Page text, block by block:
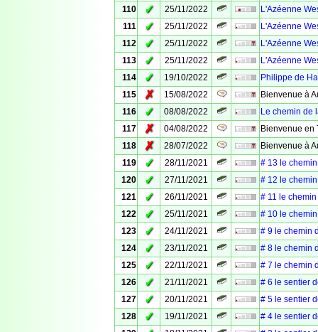
110
✓ 25/11/2022
L'Azéenne
111
✓ 25/11/2022
L'Azéenne
112
✓ 25/11/2022
L'Azéenne
113
✓ 25/11/2022
L'Azéenne
114
✓ 19/10/2022
Philippe de
115
✗ 15/08/2022
Bienvenue à
116
✓ 08/08/2022
Le chemin de
117
✗ 04/08/2022
Bienvenue en
118
✗ 28/07/2022
Bienvenue à
119
✓ 28/11/2021
# 13 le
120
✓ 27/11/2021
# 12 le
121
✓ 26/11/2021
# 11 le
122
✓ 25/11/2021
# 10 le
123
✓ 24/11/2021
# 9 le chemin
124
✓ 23/11/2021
# 8 le chemin
125
✓ 22/11/2021
# 7 le chemin
126
✓ 21/11/2021
# 6 le sentier
127
✓ 20/11/2021
# 5 le sentier
128
✓ 19/11/2021
# 4 le sentier